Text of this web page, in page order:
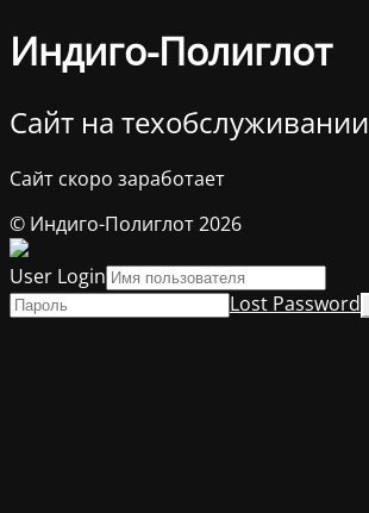
Индиго-Полиглот
Сайт на техобслуживании
Сайт скоро заработает
© Индиго-Полиглот 2026
User Login
Lost Password